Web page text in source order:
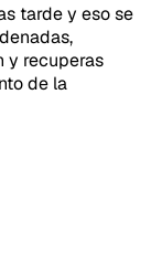
tarde y eso se
y recuperas
de la